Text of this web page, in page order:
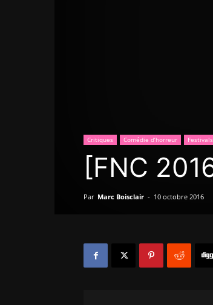
Critiques Comédie d’horreur Festivals
[FNC
Par Marc Boisclair - 10 octobre 2016